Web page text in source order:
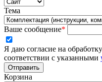
Тема
Ваше сообщение*
Я даю согласие на
соответствии с указанными
Отправить
Корзина